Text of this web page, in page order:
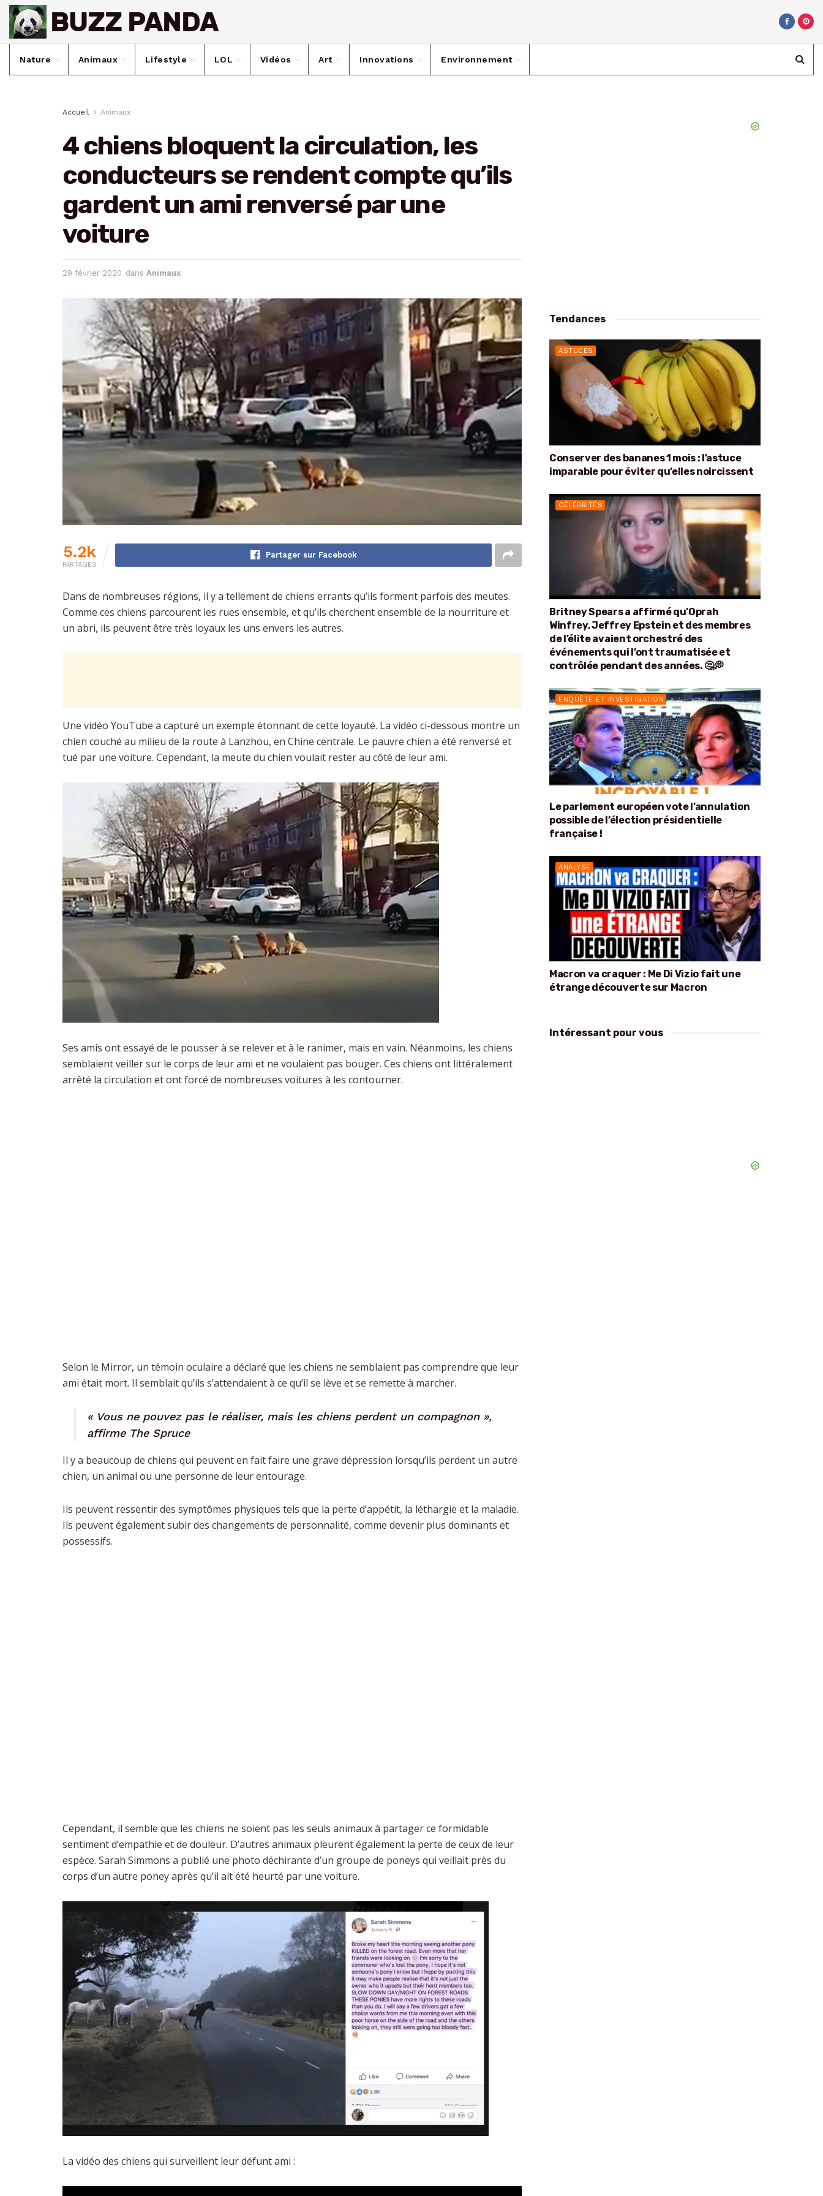
Nature Animaux Lifestyle LOL Vidéos Art Innovations Environnement
Accueil Animaux
4 chiens bloquent la circulation, les
conducteurs se rendent compte qu’ils
gardent un ami renversé par une
voiture
29 février 2020 dans Animaux
5.2k
PARTAGES
Partager sur Facebook
Dans de nombreuses régions, il y a tellement de chiens errants qu’ils forment parfois des meutes.
Comme ces chiens parcourent les rues ensemble, et qu’ils cherchent ensemble de la nourriture et
un abri, ils peuvent être très loyaux les uns envers les autres.
Une vidéo YouTube a capturé un exemple étonnant de cette loyauté. La vidéo ci-dessous montre un
chien couché au milieu de la route à Lanzhou, en Chine centrale. Le pauvre chien a été renversé et
tué par une voiture. Cependant, la meute du chien voulait rester au côté de leur ami.
Ses amis ont essayé de le pousser à se relever et à le ranimer, mais en vain. Néanmoins, les chiens
semblaient veiller sur le corps de leur ami et ne voulaient pas bouger. Ces chiens ont littéralement
arrêté la circulation et ont forcé de nombreuses voitures à les contourner.
Selon le Mirror, un témoin oculaire a déclaré que les chiens ne semblaient pas comprendre que leur
ami était mort. Il semblait qu’ils s’attendaient à ce qu’il se lève et se remette à marcher.
« Vous ne pouvez pas le réaliser, mais les chiens perdent un compagnon »,
affirme The Spruce
Il y a beaucoup de chiens qui peuvent en fait faire une grave dépression lorsqu’ils perdent un autre
chien, un animal ou une personne de leur entourage.
Ils peuvent ressentir des symptômes physiques tels que la perte d’appétit, la léthargie et la maladie.
Ils peuvent également subir des changements de personnalité, comme devenir plus dominants et
possessifs.
Cependant, il semble que les chiens ne soient pas les seuls animaux à partager ce formidable
sentiment d’empathie et de douleur. D’autres animaux pleurent également la perte de ceux de leur
espèce. Sarah Simmons a publié une photo déchirante d’un groupe de poneys qui veillait près du
corps d’un autre poney après qu’il ait été heurté par une voiture.
La vidéo des chiens qui surveillent leur défunt ami :
Tendances
ASTUCES
Conserver des bananes 1 mois : l’astuce
imparable pour éviter qu’elles noircissent
CÉLÉBRITÉS
Britney Spears a affirmé qu’Oprah
Winfrey, Jeffrey Epstein et des membres
de l’élite avaient orchestré des
événements qui l’ont traumatisée et
contrôlée pendant des années. 🤔💭
ENQUÊTE ET INVESTIGATION
Le parlement européen vote l’annulation
possible de l’élection présidentielle
française !
ANALYSE
Macron va craquer : Me Di Vizio fait une
étrange découverte sur Macron
Intéressant pour vous